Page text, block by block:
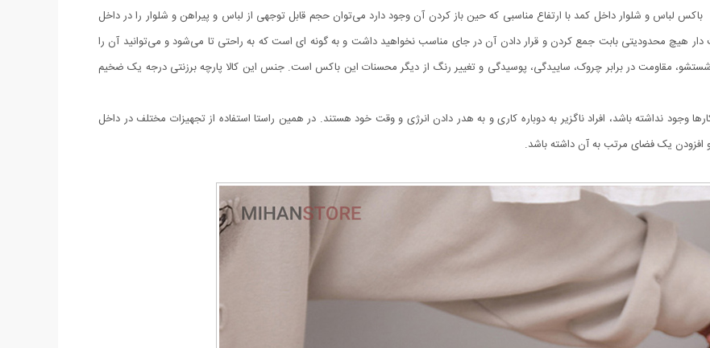
لباس و شلوار داخل کمد با ارتفاع مناسبی که حین باز کردن آن وجود دارد می‌توان حجم قابل توجهی از لباس و پیراهن و شلوار را در داخل
هیچ محدودیتی بابت جمع کردن و قرار دادن آن در جای مناسب نخواهید داشت و به گونه ای است که به راحتی تا می‌شود و می‌توانید آن را
مقاومت در برابر چروک، ساییدگی، پوسیدگی و تغییر رنگ از دیگر محسنات این باکس است. جنس این کالا پارچه برزنتی درجه یک ضخیم
وجود نداشته باشد، افراد ناگزیر به دوباره ‌کاری و به هدر دادن انرژی و وقت خود هستند. در همین راستا استفاده از تجهیزات مختلف در داخل
یک فضای مرتب به آن داشته باشد.